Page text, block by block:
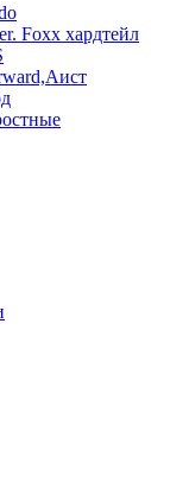
Foxx хардтейл